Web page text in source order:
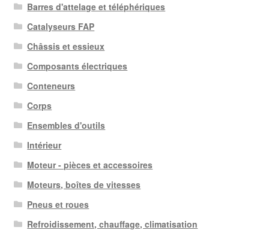
récent
au
plus
ancien
Barres d'attelage et téléphériques
Catalyseurs FAP
Châssis et essieux
Composants électriques
Conteneurs
Corps
Ensembles d'outils
Intérieur
Moteur - pièces et accessoires
Moteurs, boîtes de vitesses
Pneus et roues
Refroidissement, chauffage, climatisation